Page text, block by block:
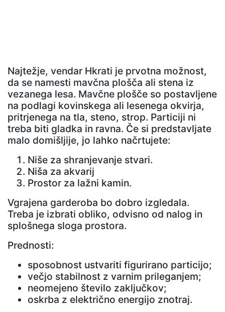
Najtežje, vendar Hkrati je prvotna možnost,
da se namesti mavčna plošča ali stena iz
vezanega lesa. Mavčne plošče so postavljene
na podlagi kovinskega ali lesenega okvirja,
pritrjenega na tla, steno, strop. Particiji ni
treba biti gladka in ravna. Če si predstavljate
malo domišljije, jo lahko načrtujete:
Niše za shranjevanje stvari.
Niša za akvarij
Prostor za lažni kamin.
Vgrajena garderoba bo dobro izgledala.
Treba je izbrati obliko, odvisno od nalog in
splošnega sloga prostora.
Prednosti:
sposobnost ustvariti figurirano particijo;
večjo stabilnost z varnim prileganjem;
neomejeno število zaključkov;
oskrba z električno energijo znotraj.